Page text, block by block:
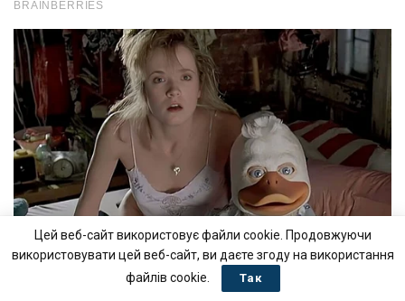
Цей веб-сайт використовує файли cookie. Продовжуючи
використовувати цей веб-сайт, ви даєте згоду на використання
файлів cookie.
Так